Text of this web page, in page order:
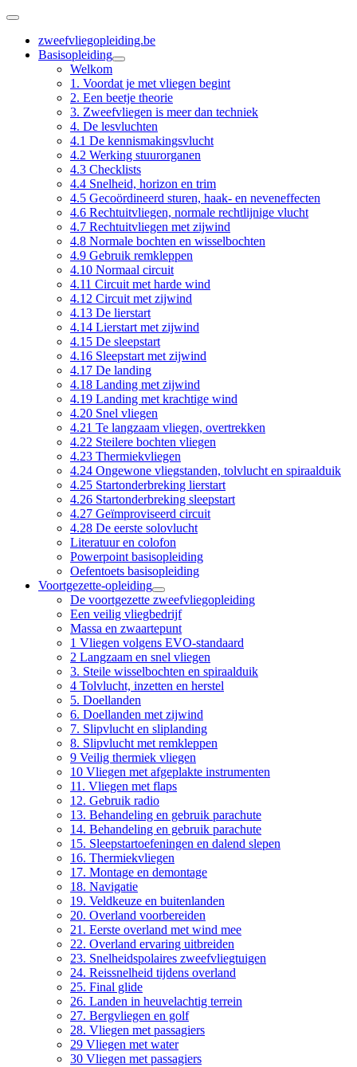
zweefvliegopleiding.be
Basisopleiding
Welkom
1. Voordat je met vliegen begint
2. Een beetje theorie
3. Zweefvliegen is meer dan techniek
4. De lesvluchten
4.1 De kennismakingsvlucht
4.2 Werking stuurorganen
4.3 Checklists
4.4 Snelheid, horizon en trim
4.5 Gecoördineerd sturen, haak- en neveneffecten
4.6 Rechtuitvliegen, normale rechtlijnige vlucht
4.7 Rechtuitvliegen met zijwind
4.8 Normale bochten en wisselbochten
4.9 Gebruik remkleppen
4.10 Normaal circuit
4.11 Circuit met harde wind
4.12 Circuit met zijwind
4.13 De lierstart
4.14 Lierstart met zijwind
4.15 De sleepstart
4.16 Sleepstart met zijwind
4.17 De landing
4.18 Landing met zijwind
4.19 Landing met krachtige wind
4.20 Snel vliegen
4.21 Te langzaam vliegen, overtrekken
4.22 Steilere bochten vliegen
4.23 Thermiekvliegen
4.24 Ongewone vliegstanden, tolvlucht en spiraalduik
4.25 Startonderbreking lierstart
4.26 Startonderbreking sleepstart
4.27 Geïmproviseerd circuit
4.28 De eerste solovlucht
Literatuur en colofon
Powerpoint basisopleiding
Oefentoets basisopleiding
Voortgezette-opleiding
De voortgezette zweefvliegopleiding
Een veilig vliegbedrijf
Massa en zwaartepunt
1 Vliegen volgens EVO-standaard
2 Langzaam en snel vliegen
3. Steile wisselbochten en spiraalduik
4 Tolvlucht, inzetten en herstel
5. Doellanden
6. Doellanden met zijwind
7. Slipvlucht en sliplanding
8. Slipvlucht met remkleppen
9 Veilig thermiek vliegen
10 Vliegen met afgeplakte instrumenten
11. Vliegen met flaps
12. Gebruik radio
13. Behandeling en gebruik parachute
14. Behandeling en gebruik parachute
15. Sleepstartoefeningen en dalend slepen
16. Thermiekvliegen
17. Montage en demontage
18. Navigatie
19. Veldkeuze en buitenlanden
20. Overland voorbereiden
21. Eerste overland met wind mee
22. Overland ervaring uitbreiden
23. Snelheidspolaires zweefvliegtuigen
24. Reissnelheid tijdens overland
25. Final glide
26. Landen in heuvelachtig terrein
27. Bergvliegen en golf
28. Vliegen met passagiers
29 Vliegen met water
30 Vliegen met passagiers